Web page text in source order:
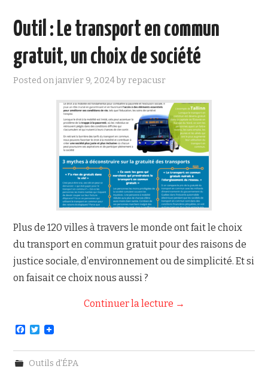
FAIRE UN DON !
NOUS JOINDRE
Outil : Le transport en commun
gratuit, un choix de société
Posted onjanvier 9, 2024byrepacusr
Plus de 120 villes à travers le monde ont fait le choix
du transport en commun gratuit pour des raisons de
justice sociale, d’environnement ou de simplicité. Et si
on faisait ce choix nous aussi ?
Continuer la lecture →
F
c
e
b
T
i
t
t
Outils d'ÉPA